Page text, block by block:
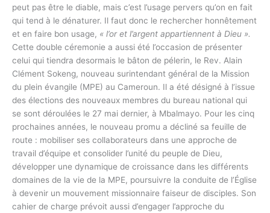
peut pas être le diable, mais c’est l’usage pervers qu’on en fait
qui tend à le dénaturer. Il faut donc le rechercher honnêtement
et en faire bon usage, « l’or et l’argent appartiennent à Dieu ».
Cette double céremonie a aussi été l’occasion de présenter
celui qui tiendra desormais le bâton de pélerin, le Rev. Alain
Clément Sokeng, nouveau surintendant général de la Mission
du plein évangile (MPE) au Cameroun. Il a été désigné à l’issue
des élections des nouveaux membres du bureau national qui
se sont déroulées le 27 mai dernier, à Mbalmayo. Pour les cinq
prochaines années, le nouveau promu a décliné sa feuille de
route : mobiliser ses collaborateurs dans une approche de
travail d’équipe et consolider l’unité du peuple de Dieu,
développer une dynamique de croissance dans les différents
domaines de la vie de la MPE, poursuivre la conduite de l’Église
à devenir un mouvement missionnaire faiseur de disciples. Son
cahier de charge prévoit aussi d’engager l’approche du